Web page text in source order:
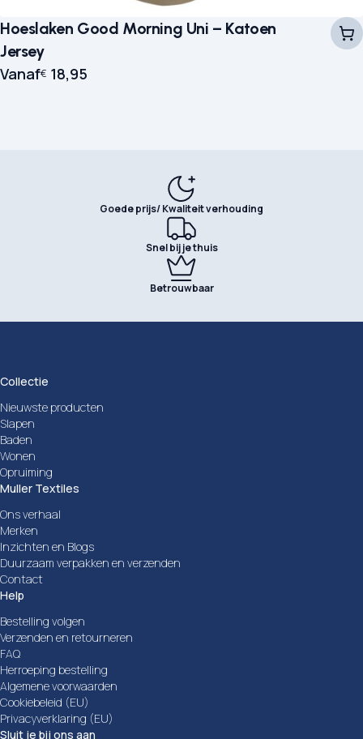
Hoeslaken Good Morning Uni – Katoen
Jersey
Vanaf€ 18,95
Goede prijs/ Kwaliteit verhouding
Snel bij je thuis
Betrouwbaar
Collectie
Nieuwste producten
Slapen
Baden
Wonen
Opruiming
Muller Textiles
Ons verhaal
Merken
Inzichten en Blogs
Duurzaam verpakken en verzenden
Contact
Help
Bestelling volgen
Verzenden en retourneren
FAQ
Herroeping bestelling
Algemene voorwaarden
Cookiebeleid (EU)
Privacyverklaring (EU)
Sluit je bij ons aan